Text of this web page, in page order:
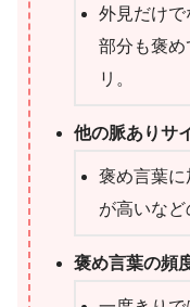
外見だけ
部分も褒
リ。
他の脈ありサ
褒め言葉
が高いなど
褒め言葉の頻